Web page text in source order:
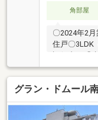
角部屋
〇2024年2
住戸〇3LDK
南側隣地に
50m）〇リ
ます。
グラン・ドムール